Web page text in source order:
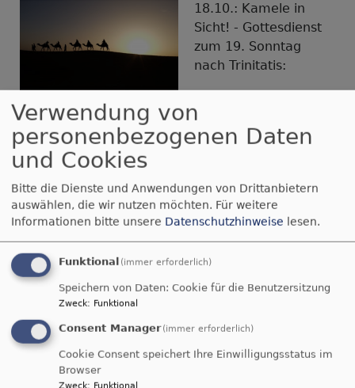
Bildrechte beim Autor
18.10.: Kamele in
Sicht! - Gottesdienst
zum 19. Sonntag
nach Trinitatis:⁠
Sofagottesdienst
aufwww.evangelisch-
sickershausen.de/19trinitatis⁠
Der Gottesdienst findet unter Hygieneauflagen in
der Kirche statt.
#Sofagottesdienst #Sickershausen #Kitzingen
#Gottesdienstonline⁠
Bild vonFree-Photos
Sofagottesdienste
Verwendung von
personenbezogenen Daten
und Cookies
Bitte die Dienste und Anwendungen von Drittanbietern
auswählen, die wir nutzen möchten. Für weitere
Informationen bitte unsere Datenschutzhinweise lesen.
Funktional (immer erforderlich)
Speichern von Daten: Cookie für die Benutzersitzung
Zweck: Funktional
Consent Manager (immer erforderlich)
Cookie Consent speichert Ihre Einwilligungsstatus im
Browser
Zweck: Funktional